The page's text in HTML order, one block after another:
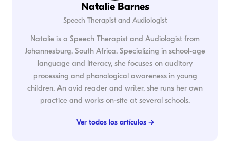
Natalie Barnes
Speech Therapist and Audiologist
Natalie is a Speech Therapist and Audiologist from
Johannesburg, South Africa. Specializing in school-age
language and literacy, she focuses on auditory
processing and phonological awareness in young
children. An avid reader and writer, she runs her own
practice and works on-site at several schools.
Ver todos los artículos →